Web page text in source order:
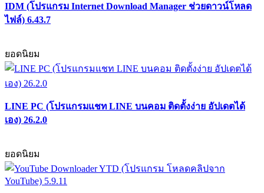
IDM (โปรแกรม Internet Download Manager ช่วยดาวน์โหลด
ไฟล์) 6.43.7
ยอดนิยม
LINE PC (โปรแกรมแชท LINE บนคอม ติดตั้งง่าย อัปเดตได้
เอง) 26.2.0
ยอดนิยม